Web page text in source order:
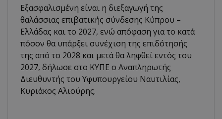
Εξασφαλισμένη είναι η διεξαγωγή της
θαλάσσιας επιβατικής σύνδεσης Κύπρου –
Ελλάδας και το 2027, ενώ απόφαση για το κατά
πόσον θα υπάρξει συνέχιση της επιδότησής
της από το 2028 και μετά θα ληφθεί εντός του
2027, δήλωσε στο ΚΥΠΕ ο Αναπληρωτής
Διευθυντής του Υφυπουργείου Ναυτιλίας,
Κυριάκος Αλιούρης.